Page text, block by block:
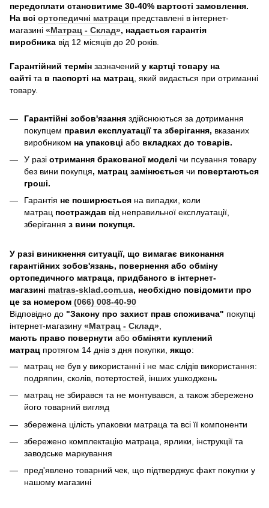
передоплати становитиме 30-40% вартості замовлення.
На всі ортопедичні матраци представлені в інтернет-
магазині «Матрац - Склад», надається гарантія
виробника від 12 місяців до 20 років.
Гарантійний термін зазначений у картці товару на
сайті та в паспорті на матрац , який видається при отриманні
товару.
Гарантійні зобов'язання здійснюються за дотримання
покупцем правил експлуатації та зберігання, вказаних
виробником на упаковці або вкладках до товарів.
У разі отримання бракованої моделі чи псування товару
без вини покупця, матрац замінюється чи повертаються
гроші.
Гарантія не поширюється на випадки, коли
матрац постраждав від неправильної експлуатації,
зберігання з вини покупця.
У разі виникнення ситуації, що вимагає виконання
гарантійних зобов'язань, повернення або обміну
ортопедичного матраца, придбаного в інтернет-
магазині matras-sklad.com.ua, необхідно повідомити про
це за номером (066) 008-40-90
Відповідно до "Закону про захист прав споживача" покупці
інтернет-магазину «Матрац - Склад»
мають право повернути або обміняти куплений
матрац протягом 14 днів з дня покупки, якщо:
матрац не був у використанні і не має слідів використання:
подряпин, сколів, потертостей, інших ушкоджень
матрац не збирався та не монтувався, а також збережено
його товарний вигляд
збережена цілість упаковки матраца та всі її компоненти
збережено комплектацію матраца, ярлики, інструкції та
заводське маркування
пред'явлено товарний чек, що підтверджує факт покупки у
нашому магазині